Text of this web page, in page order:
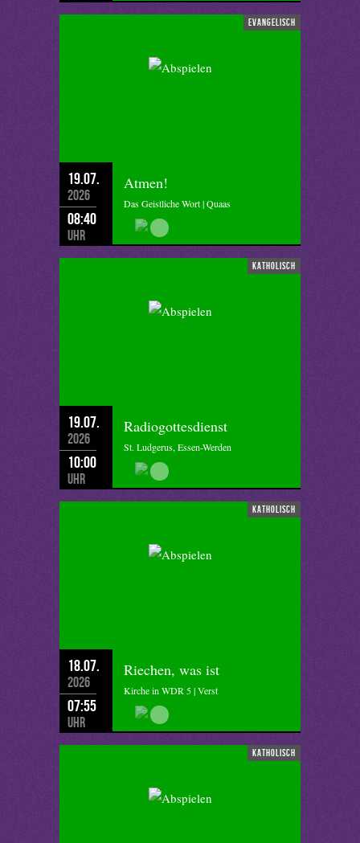
evangelisch
19.07.
2026
08:40
Uhr
Atmen!
Das Geistliche Wort | Quaas
katholisch
19.07.
2026
10:00
Uhr
Radiogottesdienst
St. Ludgerus, Essen-Werden
katholisch
18.07.
2026
07:55
Uhr
Riechen, was ist
Kirche in WDR 5 | Verst
katholisch